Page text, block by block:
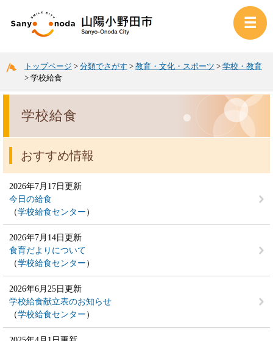
トップページ > 分類でさがす > 教育・文化・スポーツ > 学校・教育
> 学校給食
学校給食
おすすめ情報
2026年7月17日更新
今日の給食
学校給食センター
2026年7月14日更新
食育だよりについて
学校給食センター
2026年6月25日更新
学校給食献立表のお知らせ
学校給食センター